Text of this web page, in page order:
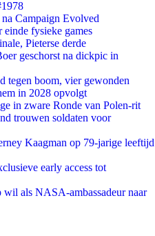
Campaign Evolved
fysieke games
Pieterse derde
geschorst na dickpic in
tegen boom, vier gewonden
in 2028 opvolgt
in zware Ronde van Polen-rit
trouwen soldaten voor
Kaagman op 79-jarige leeftijd
early access tot
als NASA-ambassadeur naar